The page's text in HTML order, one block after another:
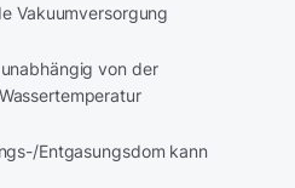
Vakuumversorgung
von der
Entgasungsdom kann